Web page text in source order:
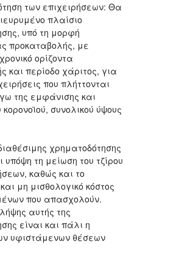
των επιχειρήσεων: Θα
πλαίσιο
υπό τη μορφή
προκαταβολής, με
ορίζοντα
και περίοδο χάριτος, για
που πλήττονται
της εμφάνισης και
συνολικού ύψους
χρηματοδότησης
τη μείωση του τζίρου
καθώς και το
μη μισθολογικό κόστος
που απασχολούν.
αυτής της
είναι και πάλι η
υφιστάμενων θέσεων